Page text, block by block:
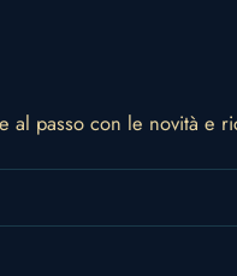
al passo con le novità e